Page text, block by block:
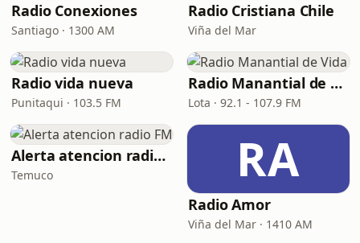
Radio Conexiones
Santiago · 1300 AM
Radio Cristiana Chile
Viña del Mar
Radio vida nueva
Punitaqui · 103.5 FM
Radio Manantial de Vida
Lota · 92.1 - 107.9 FM
Alerta atencion radio FM
Temuco RA
Radio Amor
Viña del Mar · 1410 AM